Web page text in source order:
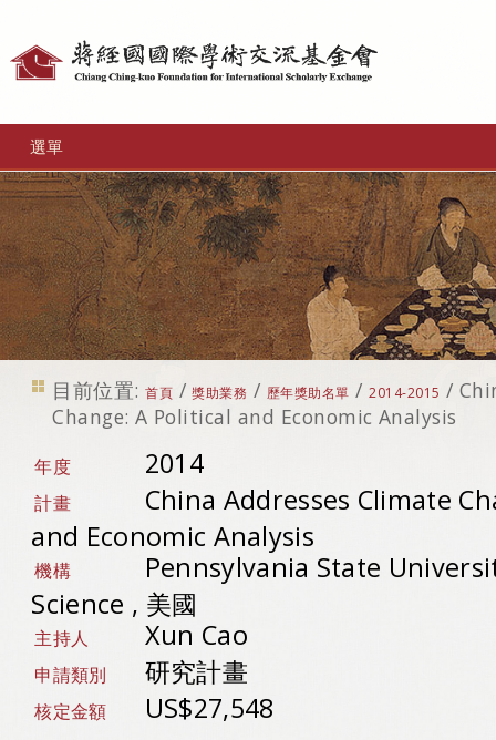
選單
目前位置: 首頁 /獎助業務 / 歷年獎助名單 /2014-2015 /
Change: A Political and Economic Analysis
年度 2014
計畫
China Addresses Climate
and Economic Analysis
機構
Pennsylvania State
Science , 美國
主持人 Xun Cao
申請類別 研究計畫
核定金額 US$27,548